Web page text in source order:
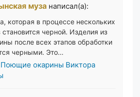
муза написал(а):
которая в процессе нескольких
черной. Изделия из
после всех этапов обработки
черными. Это…
Поющие окарины Виктора